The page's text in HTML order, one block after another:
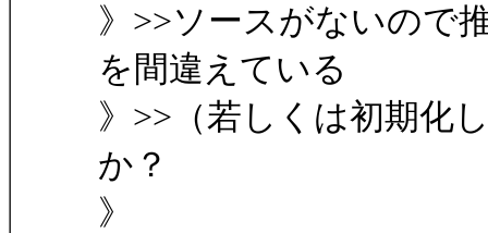
》>>ソースがないので
を間違えている
》>>（若しくは初期化
か？
》